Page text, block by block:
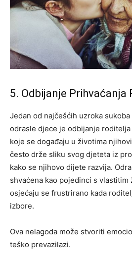
5. Odbijanje Prihvaćanja
Jedan od najčešćih uzroka
odrasle djece je odbijanje
koje se događaju u životima
često drže sliku svog djeteta iz
kako se njihovo dijete razvija.
shvaćena kao pojedinci s vlastitim
osjećaju se frustrirano kada
izbore.
Ova nelagoda može stvoriti
teško prevazilazi.